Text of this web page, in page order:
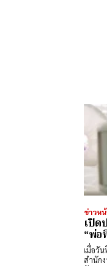
ข่าวห
เปิด
“พ่อ
เมื่อวั
สำนัก